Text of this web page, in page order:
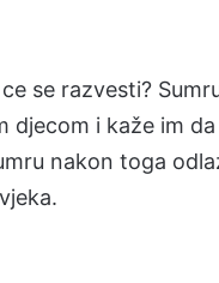
se razvesti?
djecom i kaže im
nakon toga